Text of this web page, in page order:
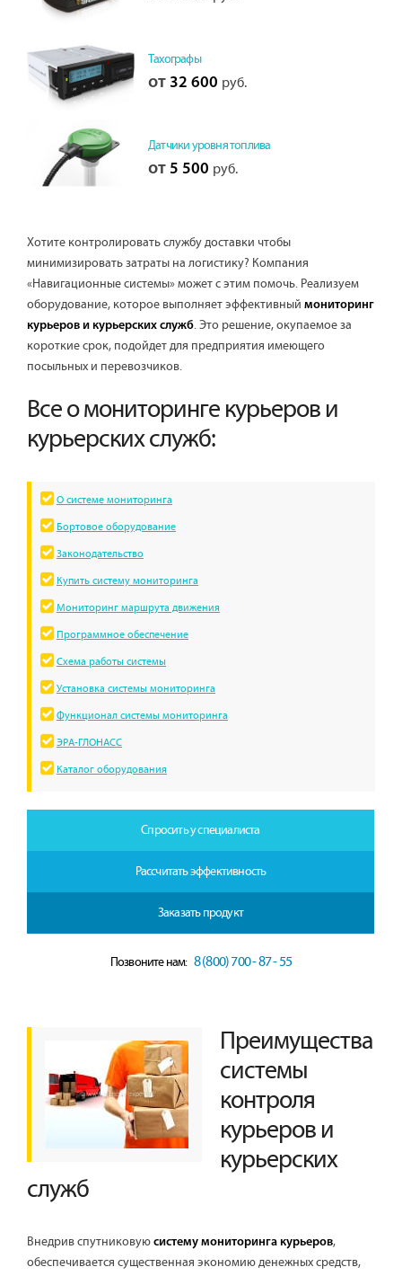
Тахографы
от 32 600 руб.
Датчики уровня топлива
от 5 500 руб.
Хотите контролировать службу доставки чтобы
минимизировать затраты на логистику? Компания
«Навигационные системы» может с этим помочь. Реализуем
оборудование, которое выполняет эффективный мониторинг
курьеров и курьерских служб. Это решение, окупаемое за
короткие срок, подойдет для предприятия имеющего
посыльных и перевозчиков.
Все о мониторинге курьеров и
курьерских служб:
О системе мониторинга
Бортовое оборудование
Законодательство
Купить систему мониторинга
Мониторинг маршрута движения
Программное обеспечение
Схема работы системы
Установка системы мониторинга
Функционал системы мониторинга
ЭРА-ГЛОНАСС
Каталог оборудования
Спросить у специалиста
Рассчитать эффективность
Заказать продукт
Позвоните нам: 8 (800) 700 - 87 - 55
Преимущества
системы
контроля
курьеров и
курьерских
служб
Внедрив спутниковую систему мониторинга курьеров,
обеспечивается существенная экономию денежных средств,